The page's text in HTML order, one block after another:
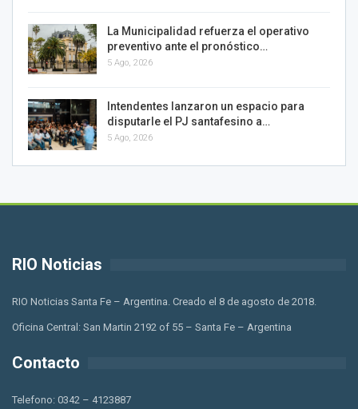
La Municipalidad refuerza el operativo
preventivo ante el pronóstico…
5 Ago, 2026
Intendentes lanzaron un espacio para
disputarle el PJ santafesino a…
5 Ago, 2026
RIO Noticias
RIO Noticias Santa Fe – Argentina. Creado el 8 de agosto de 2018.
Oficina Central: San Martin 2192 of 55 – Santa Fe – Argentina
Contacto
Telefono: 0342 – 4123887